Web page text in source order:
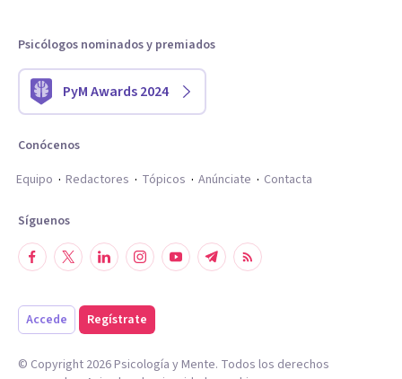
Psicólogos nominados y premiados
PyM Awards 2024
Conócenos
Equipo
Redactores Tópicos Anúnciate Contacta
Síguenos
Accede Regístrate
© Copyright 2026Psicología y Mente. Todos los derechos